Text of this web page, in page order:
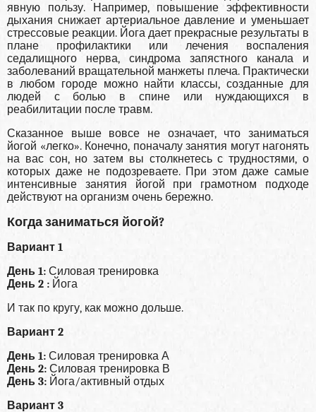
явную пользу. Например, повышение эффективности
дыхания снижает артериальное давление и уменьшает
стрессовые реакции. Йога дает прекрасные результаты в
плане профилактики или лечения воспаления
седалищного нерва, синдрома запястного канала и
заболеваний вращательной манжеты плеча. Практически
в любом городе можно найти классы, созданные для
людей с болью в спине или нуждающихся в
реабилитации после травм.
Сказанное выше вовсе не означает, что заниматься
йогой «легко». Конечно, поначалу занятия могут нагонять
на вас сон, но затем вы столкнетесь с трудностями, о
которых даже не подозреваете. При этом даже самые
интенсивные занятия йогой при грамотном подходе
действуют на организм очень бережно.
Когда заниматься йогой?
Вариант 1
День 1: Силовая тренировка
День 2 : Йога
И так по кругу, как можно дольше.
Вариант 2
День 1: Силовая тренировка А
День 2: Силовая тренировка В
День 3: Йога/активный отдых
Вариант 3